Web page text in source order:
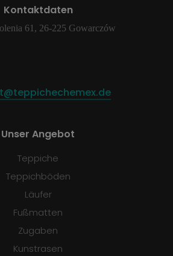
Kontaktdaten
61, 26-225 Gowarczów
Unser Angebot
Teppiche
Teppichböden
Läufer
Fußmatten
Zugaben
Kunstrasen